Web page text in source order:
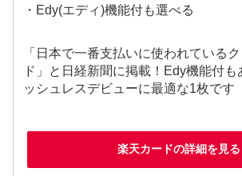
・Edy(エディ)機能付も選べる
「日本で一番支払いに使われている
ド」と日経新聞に掲載！Edy機能付も
ッシュレスデビューに最適な1枚です
楽天カードの詳細を見る